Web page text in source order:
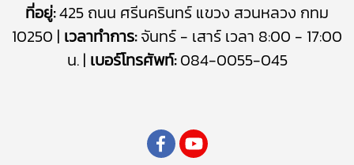
ที่อยู่:425 ถนน ศรีนครินทร์ แขวง สวนหลวง กทม
10250 | เวลาทำการ:จันทร์ - เสาร์ เวลา 8:00 - 17:00
น. | เบอร์โทรศัพท์: 084-0055-045